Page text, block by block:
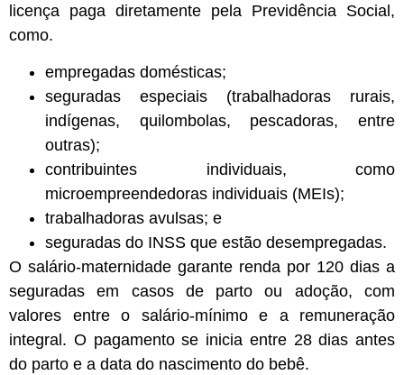
licença paga diretamente pela Previdência Social,
como.
empregadas domésticas;
seguradas especiais (trabalhadoras rurais,
indígenas, quilombolas, pescadoras, entre
outras);
contribuintes individuais, como
microempreendedoras individuais (MEIs);
trabalhadoras avulsas; e
seguradas do INSS que estão desempregadas.
O salário-maternidade garante renda por 120 dias a
seguradas em casos de parto ou adoção, com
valores entre o salário-mínimo e a remuneração
integral. O pagamento se inicia entre 28 dias antes
do parto e a data do nascimento do bebê.